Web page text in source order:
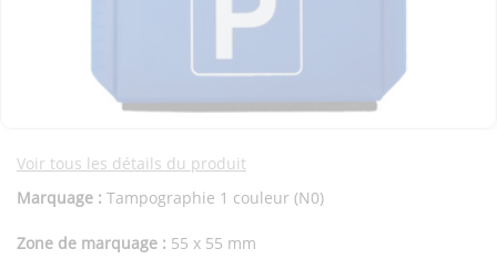
Voir tous les détails du produit
Marquage : Tampographie 1 couleur (N0)
Zone de marquage : 55 x 55 mm